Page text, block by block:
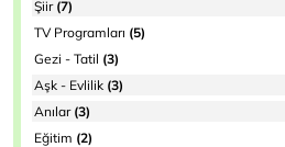
Şiir(7)
TV Programları (5)
Gezi - Tatil (3)
Aşk - Evlilik (3)
Anılar(3)
Eğitim (2)